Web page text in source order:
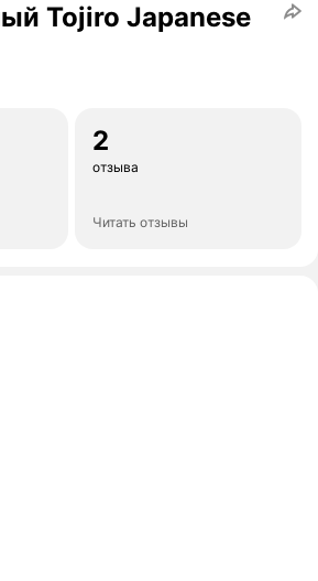
Tojiro Japanese
2
отзыва
Читать отзывы